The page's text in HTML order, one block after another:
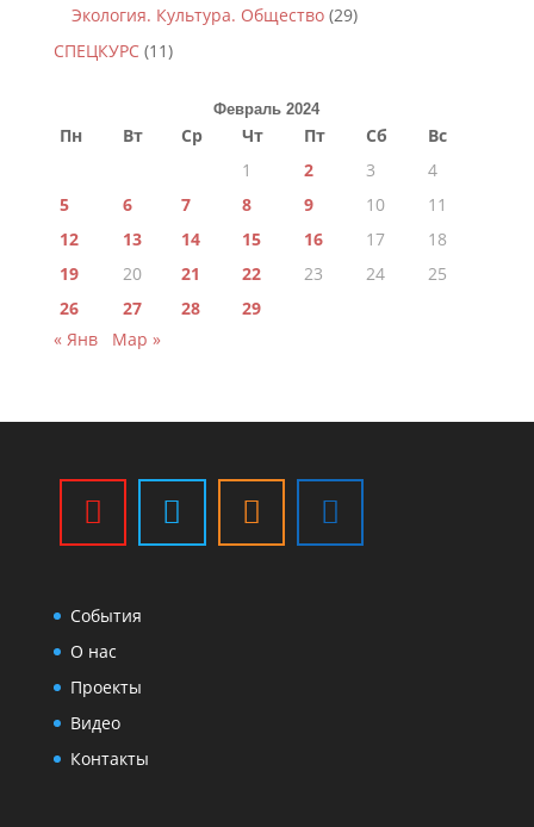
Экология. Культура. Общество(29)
СПЕЦКУРС(11)
Февраль 2024
Пн Вт Ср Чт Пт Сб
Вс
1
2 3
4
5
6 7 8 9 10
11
12
13 14 15 16 17
18
19
20 21 22 23 24
25
26
27 28
29
« Янв
Мар »
События
О нас
Проекты
Видео
Контакты